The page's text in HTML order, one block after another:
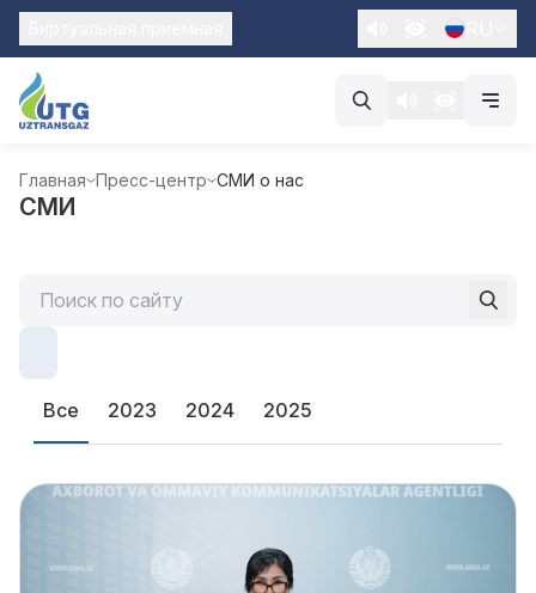
Главная Пресс-центр СМИ о нас
СМИ
Все 2023 2024 2025